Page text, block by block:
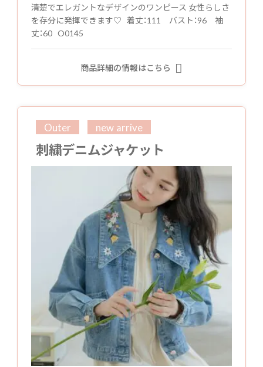
清楚でエレガントなデザインのワンピース 女性らしさ
を存分に発揮できます♡ 着丈：111 バスト：96 袖
丈：60 O0145
商品詳細の情報はこちら
Outer new arrive
刺繍デニムジャケット